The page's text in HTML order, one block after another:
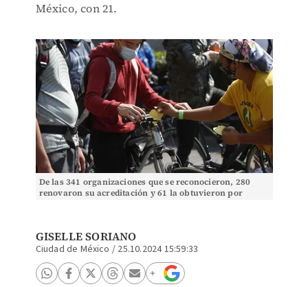
México, con 21.
De las 341 organizaciones que se reconocieron, 280
renovaron su acreditación y 61 la obtuvieron por
GISELLE SORIANO
Ciudad de México / 25.10.2024 15:59:33